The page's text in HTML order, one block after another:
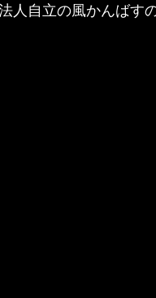
自立の風かんばす